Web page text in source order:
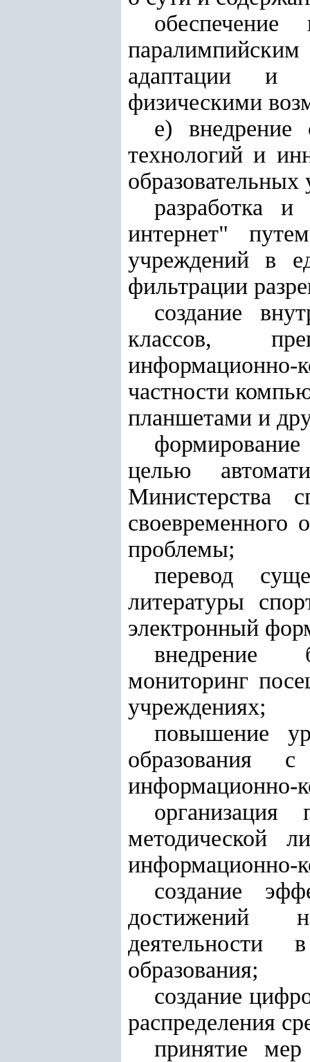
адаптации и
физическими
е) внедрение
технологий и
разработка
интернет"
учреждений в
фильтрации
создание
классов,
информационно-
частности
планшетами и
целью
Министерства
проблемы;
перевод
литературы
электронный
внедрение
мониторинг
учреждениях;
повышение
образования
информационно-
методической
информационно-
создание
достижений
деятельности
образования;
создание
распределения
принятие мер